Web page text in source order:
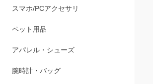
スマホ/PCアクセサリ
ペット用品
アパレル・シューズ
腕時計・バッグ